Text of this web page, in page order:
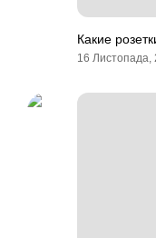
Какие
16 Листопада,